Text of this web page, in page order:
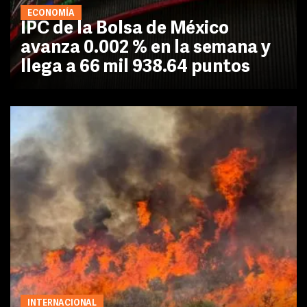
ECONOMÍA
IPC de la Bolsa de México
avanza 0.002 % en la semana y
llega a 66 mil 938.64 puntos
INTERNACIONAL